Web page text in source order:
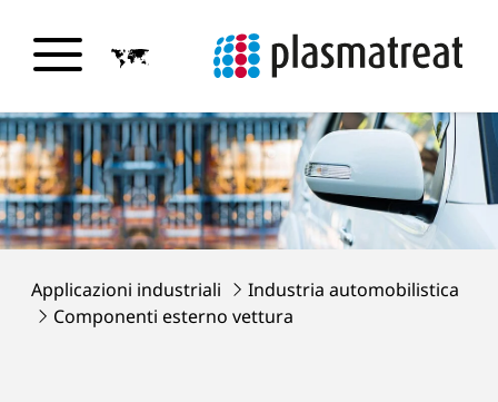
Applicazioni industriali
Industria automobilistica
Componenti esterno vettura